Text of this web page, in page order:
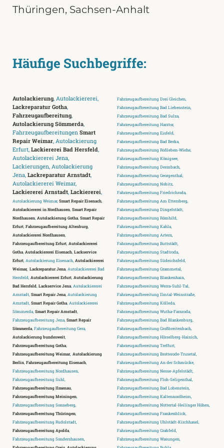
Thüringen, Sachsen-Anhalt
Häufige Suchbegriffe:
Autolackierung, Autolackiererei,
Lackreparatur Gotha,
Fahrzeugaufbereitung,
Autolackierung Sömmerda,
Fahrzeugaufbereitungen Smart
Repair Weimar, Autolackierung
Erfurt, Lackiererei Bad Hersfeld,
Autolackiererei Jena,
Lackierungen, Autolackierung
Jena, Lackreparatur Arnstadt,
Autolackiererei Weimar,
Lackiererei Arnstadt, Lackiererei,
Autolackierung Weimar, Smart Repair Eisenach
Autolackiererei in Nordhausen Smart Repair
Nordhausen Autolackierung Gotha Smart Repair
Erfurt Fahrzeugaufbereitung Altenburg
Autolackiererei Nordhausen
Fahrzeugaufbereitung Erfurt Autolackiererei
Gotha Autolackiererei Eisenach Lackservice
Erfurt , Autolackierung Eisenach, Autolackiererei
Weimar, Lackreparatur Jena , Autolackiererei Bad
Hersfeld, Autolackiererei Erfurt Autolackierung
Bad Hersfeld Lackservice Jena , Autolackiererei
Arnstadt, Smart Repair Jena , Autolackierung
Arnstadt, Smart Repair Gotha , Autolackiererei
Sömmerda, Smart Repair Arnstadt
Fahrzeugaufbereitung Jena, Smart Repair
Sömmerda , Fahrzeugaufbereitung Gera,
Autolackierung bundesweit
Fahrzeugaufbereitung Gotha
Fahrzeugaufbereitung Weimar, Autolackierung
Berlin Fahrzeugaufbereitung Eisenach
Fahrzeugaufbereitung Nordhausen,
Fahrzeugaufbereitung Suhl,
Fahrzeugaufbereitung Ilmenau
Fahrzeugaufbereitung Meiningen
Fahrzeugaufbereitung Sonneberg,
Fahrzeugaufbereitung Thüringen
Fahrzeugaufbereitung Rudolstadt,
Fahrzeugaufbereitung Apolda
Fahrzeugaufbereitung Sondershausen,
Fahrzeugaufbereitung Drei Gleichen,
Fahrzeugaufbereitung Bad Liebenstein,
Fahrzeugaufbereitung Bad Sulza,
Fahrzeugaufbereitung Harztor,
Fahrzeugaufbereitung Eisfeld,
Fahrzeugaufbereitung Bad Berka,
Fahrzeugaufbereitung Roßleben-Wiehe,
Fahrzeugaufbereitung Königsee,
Fahrzeugaufbereitung Dermbach,
Fahrzeugaufbereitung Georgenthal,
Fahrzeugaufbereitung Nobitz,
Fahrzeugaufbereitung Friedrichroda,
Fahrzeugaufbereitung Am Ettersberg,
Fahrzeugaufbereitung Dingelstädt,
Fahrzeugaufbereitung Römhild,
Fahrzeugaufbereitung Kahla,
Fahrzeugaufbereitung Artern,
Fahrzeugaufbereitung Buttstädt,
Fahrzeugaufbereitung Stadtroda,
Fahrzeugaufbereitung Südeichsfeld,
Fahrzeugaufbereitung Grammetal,
Fahrzeugaufbereitung Blankenhain,
Fahrzeugaufbereitung Werra-Suhl-Tal,
Fahrzeugaufbereitung Ilmtal-Weinstraße,
Fahrzeugaufbereitung Kölleda,
Fahrzeugaufbereitung Wutha-Farnroda,
Fahrzeugaufbereitung Bad Blankenburg,
Fahrzeugaufbereitung Großbreitenbach,
Fahrzeugaufbereitung Hörselberg-Hainich,
Fahrzeugaufbereitung Treffurt,
Fahrzeugaufbereitung Brotterode-Trusetal,
Fahrzeugaufbereitung An der Schmücke,
Fahrzeugaufbereitung Nesse-Apfelstädt,
Fahrzeugaufbereitung Floh-Seligenthal,
Fahrzeugaufbereitung Bad Lobenstein,
Fahrzeugaufbereitung Kaltennordheim,
Fahrzeugaufbereitung Nottertal-Heilinger Höhen,
Fahrzeugaufbereitung Frankenblick,
Fahrzeugaufbereitung Uhlstädt-Kirchhasel,
Fahrzeugaufbereitung Grabfeld,
Fahrzeugaufbereitung Wasungen,